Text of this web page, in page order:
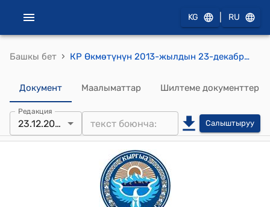
KG RU
Башкы бет › КР Өкмөтүнүн 2013-жылдын 23-декабрындагы № 504-б (Кыргыз Республикасынын Өкмөтүнүн 2012-жылдын 5-октябрындагы № 482-б буйругуна өзгөртүү киргизүү боюнча) буйругу
Документ Маалыматтар Шилтеме документтер
Редакция
23.12.2013 Салыштыруу